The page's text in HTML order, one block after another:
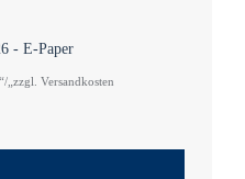
- E-Paper
„zzgl. Versandkosten